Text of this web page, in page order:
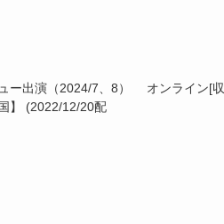
ー出演（2024/7、8） オンライン[収
】 (2022/12/20配